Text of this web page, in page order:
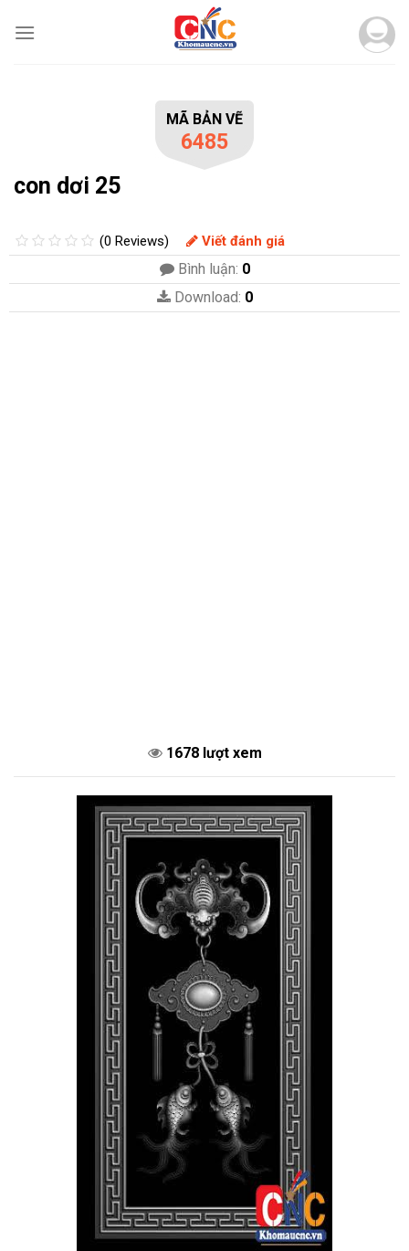
MÃ BẢN VẼ
6485
con dơi 25
(0 Reviews) Viết đánh giá
Bình luận: 0
Download: 0
1678 lượt xem